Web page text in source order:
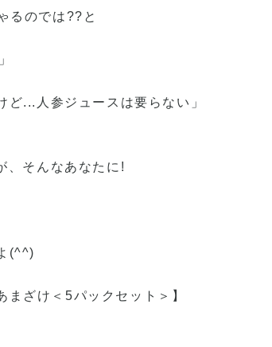
るのでは??と
ど...人参ジュースは要らない」
、そんなあなたに!
(^^)
まざけ＜5パックセット＞】